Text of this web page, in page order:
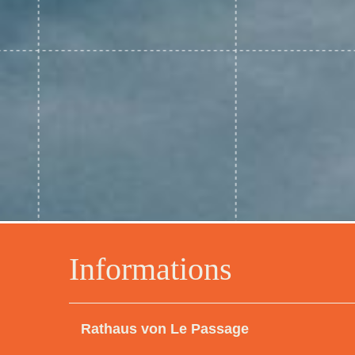
Informations
Rathaus von Le Passage